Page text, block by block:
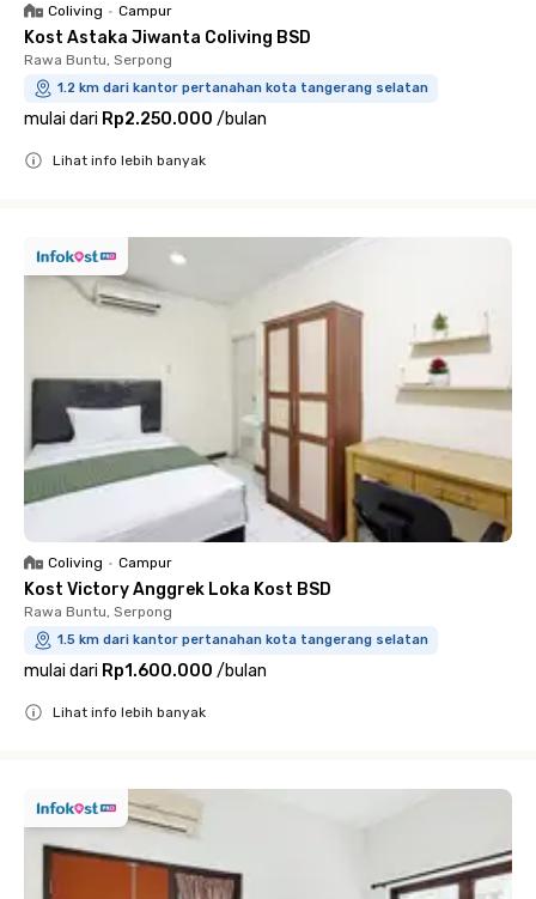
Coliving • Campur
Kost Astaka Jiwanta Coliving BSD
Rawa Buntu, Serpong
1.2 km dari kantor pertanahan kota tangerang selatan
mulai dari Rp2.250.000 /bulan
Lihat info lebih banyak
Coliving • Campur
Kost Victory Anggrek Loka Kost BSD
Rawa Buntu, Serpong
1.5 km dari kantor pertanahan kota tangerang selatan
mulai dari Rp1.600.000 /bulan
Lihat info lebih banyak